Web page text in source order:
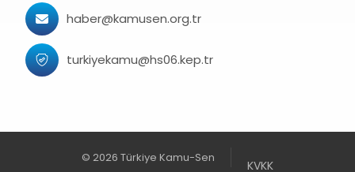
haber@kamusen.org.tr
turkiyekamu@hs06.kep.tr
© 2026 Türkiye Kamu-Sen
KVKK